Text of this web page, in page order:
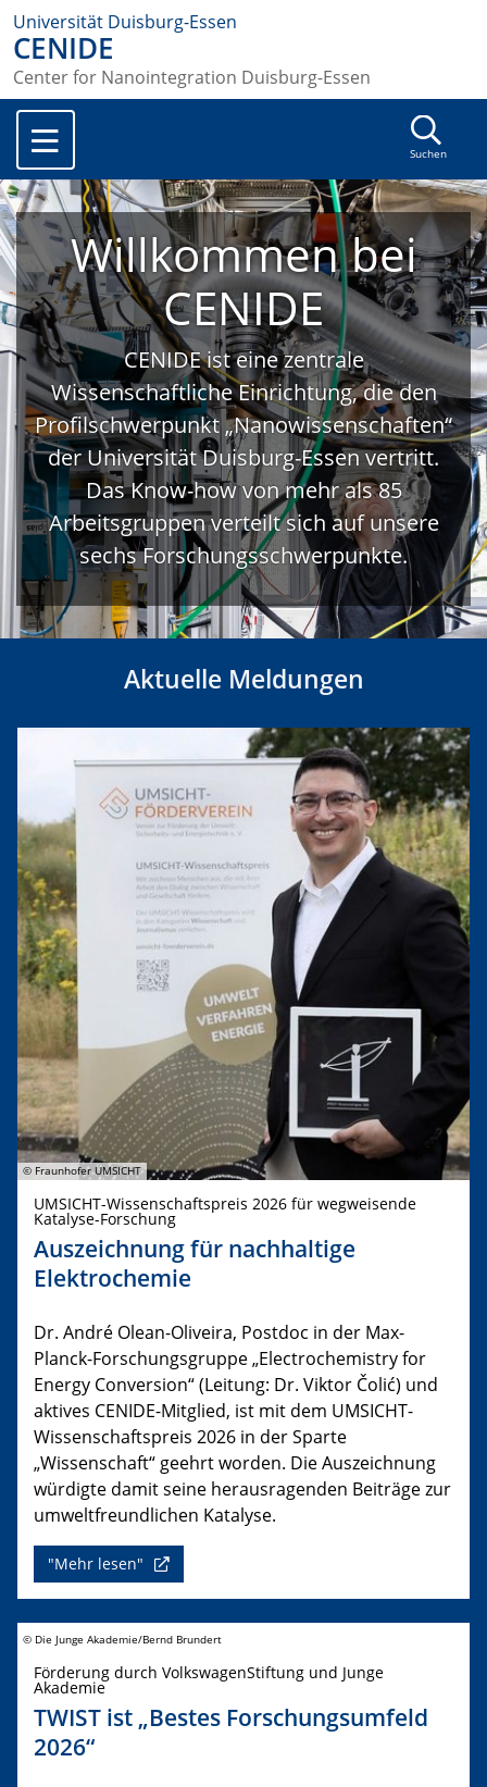
Universität Duisburg-Essen
CENIDE
Center for Nanointegration Duisburg-Essen
Suchen
Willkommen bei
CENIDE
CENIDE ist eine zentrale
Wissenschaftliche Einrichtung, die den
Profilschwerpunkt „Nanowissenschaften“
der Universität Duisburg-Essen vertritt.
Das Know-how von mehr als 85
Arbeitsgruppen verteilt sich auf unsere
sechs Forschungsschwerpunkte.
Aktuelle Meldungen
© Fraunhofer UMSICHT
UMSICHT-Wissenschaftspreis 2026 für wegweisende
Katalyse-Forschung
Auszeichnung für nachhaltige
Elektrochemie
Dr. André Olean-Oliveira, Postdoc in der Max-
Planck-Forschungsgruppe „Electrochemistry for
Energy Conversion“ (Leitung: Dr. Viktor Čolić) und
aktives CENIDE-Mitglied, ist mit dem UMSICHT-
Wissenschaftspreis 2026 in der Sparte
„Wissenschaft“ geehrt worden. Die Auszeichnung
würdigte damit seine herausragenden Beiträge zur
umweltfreundlichen Katalyse.
"Mehr lesen"
© Die Junge Akademie/Bernd Brundert
Förderung durch VolkswagenStiftung und Junge
Akademie
TWIST ist „Bestes Forschungsumfeld
2026“